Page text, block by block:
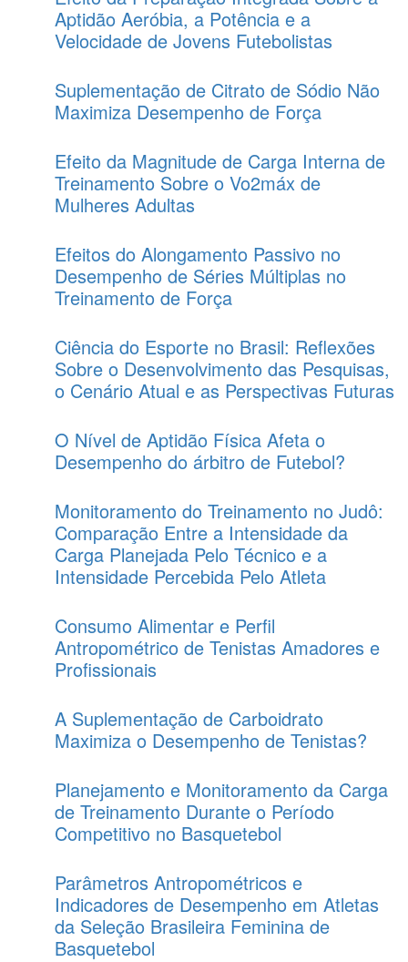
Aptidão Aeróbia, a Potência e a
Velocidade de Jovens Futebolistas
Suplementação de Citrato de Sódio Não
Maximiza Desempenho de Força
Efeito da Magnitude de Carga Interna de
Treinamento Sobre o Vo2máx de
Mulheres Adultas
Efeitos do Alongamento Passivo no
Desempenho de Séries Múltiplas no
Treinamento de Força
Ciência do Esporte no Brasil: Reflexões
Sobre o Desenvolvimento das Pesquisas,
o Cenário Atual e as Perspectivas Futuras
O Nível de Aptidão Física Afeta o
Desempenho do árbitro de Futebol?
Monitoramento do Treinamento no Judô:
Comparação Entre a Intensidade da
Carga Planejada Pelo Técnico e a
Intensidade Percebida Pelo Atleta
Consumo Alimentar e Perfil
Antropométrico de Tenistas Amadores e
Profissionais
A Suplementação de Carboidrato
Maximiza o Desempenho de Tenistas?
Planejamento e Monitoramento da Carga
de Treinamento Durante o Período
Competitivo no Basquetebol
Parâmetros Antropométricos e
Indicadores de Desempenho em Atletas
da Seleção Brasileira Feminina de
Basquetebol